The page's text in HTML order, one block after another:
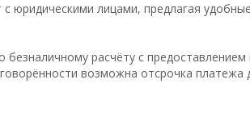
юридическими лицами, предлагая
расчёту с
возможна отсрочка платежа